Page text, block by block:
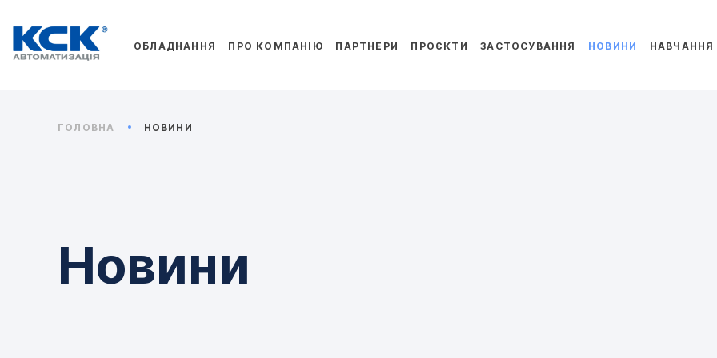
ОБЛАДНАННЯ ПРО КОМПАНІЮ ПАРТНЕРИ ПРОЄКТИ ЗАСТОСУВАННЯ НОВИНИ НАВЧАННЯ
ГОЛОВНА НОВИНИ
Новини